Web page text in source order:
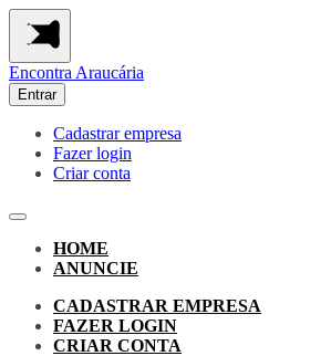
Encontra Araucária
Entrar
Cadastrar empresa
Fazer login
Criar conta
HOME
ANUNCIE
CADASTRAR EMPRESA
FAZER LOGIN
CRIAR CONTA